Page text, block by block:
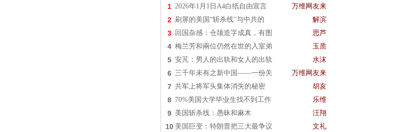
1 2026年1月1日A4白纸自由宣言 万维网友来
2 刷屏的美国“斩杀线”与中共的 解滨
3 回国杂感：仓颉造字成真，有图 思芦
4 梅兰芳和兩位仍然在世的入室弟 玉质
5 安芃：男人的出轨和女人的出轨 水沫
6 三千年未有之新中国——一份关 万维网友来
7 共军上将军头集体消失的秘密 胡亥
8 70%美国大学毕业生找不到工作 乐维
9 美国斩杀线：愚昧和麻木 汪翔
10 美国巨变：特朗普把三大最争议 文礼